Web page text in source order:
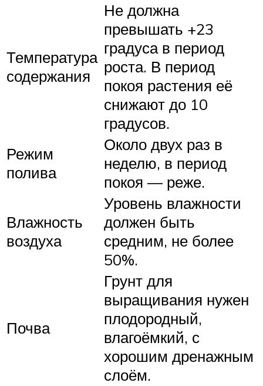
Температура
содержания
Не должна
превышать +23
градуса в период
роста. В период
покоя растения её
снижают до 10
градусов.
Режим
полива
Около двух раз в
неделю, в период
покоя — реже.
Влажность
воздуха
Уровень влажности
должен быть
средним, не более
50%.
Почва
Грунт для
выращивания нужен
плодородный,
влагоёмкий, с
хорошим дренажным
слоём.